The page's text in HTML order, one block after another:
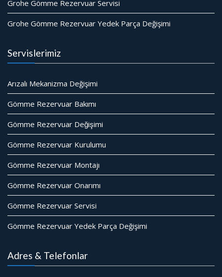
Grohe Gömme Rezervuar Servisi
Grohe Gömme Rezervuar Yedek Parça Değişimi
Servislerimiz
Arızalı Mekanizma Değişimi
Gömme Rezervuar Bakımı
Gömme Rezervuar Değişimi
Gömme Rezervuar Kurulumu
Gömme Rezervuar Montajı
Gömme Rezervuar Onarımı
Gömme Rezervuar Servisi
Gömme Rezervuar Yedek Parça Değişimi
Adres & Telefonlar